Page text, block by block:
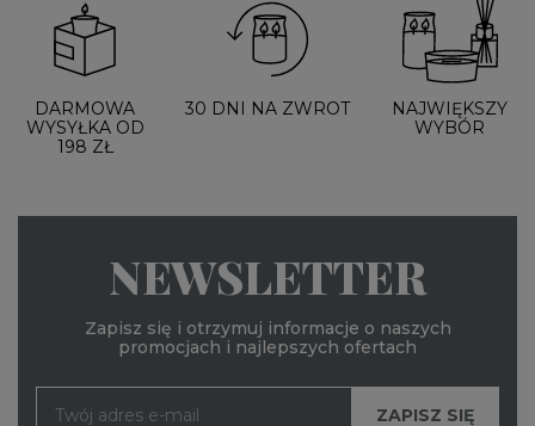
DARMOWA
WYSYŁKA OD
198 ZŁ
30 DNI NA ZWROT
NAJWIĘKSZY
WYBÓR
NEWSLETTER
Zapisz się i otrzymuj informacje o naszych
promocjach i najlepszych ofertach